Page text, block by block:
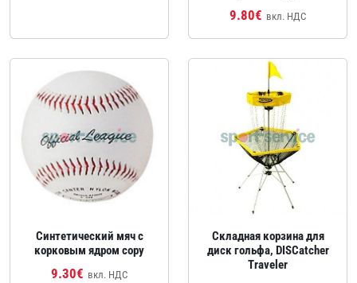
9.80€ вкл. НДС
Синтетический мяч с
корковым ядром copy
9.30€ вкл. НДС
Складная корзина для
диск гольфа, DISCatcher
Traveler